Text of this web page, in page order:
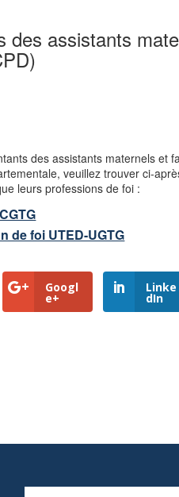
des assistants
des assistants maternels et
veuillez trouver ci-
leurs professions de foi :
de foi UTED-UGTG
Googl
e+
Linke
dIn